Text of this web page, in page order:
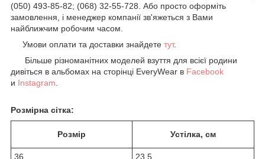
(050) 493-85-82; (068) 32-55-728. Або просто оформіть
замовлення, і менеджер компанії зв'яжеться з Вами
найближчим робочим часом.
Умови оплати та доставки знайдете тут.
Більше різноманітних моделей взуття для всієї родини
дивіться в альбомах на сторінці EveryWear в Facebook
и Instagram
Розмірна сітка:
Розмір Устілка, см
36 23,5